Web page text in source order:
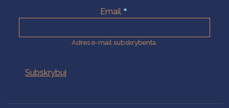
Email
Adres e-mail subskrybenta.